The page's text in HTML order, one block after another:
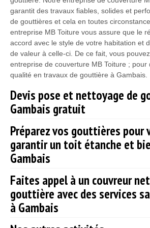
garantit des travaux fiables, solides et
de gouttières et cela en toutes
entreprise MB Toiture vous assure que le
accord avec le style de votre habitation et
de valeur à celle-ci. De ce fait, vous
entreprise de couverture MB Toiture ; pour
qualité en travaux de gouttière à Gambais.
Devis pose et nettoyage de
Gambais gratuit
Avant que notre entreprise prenne en
et nettoyage gouttière ; il est nécessaire
une demande de devis. Cela afin que
connaissance des matériaux à utiliser, de
du budget à engager etc... Et pour ce
remplir le formulaire de demande de devis
avec vos coordonnées, la nature de vos
Faire une demande de devis nettoyage
Préparez vos gouttières pour
garantir un toit étanche et
Gambais
Ne négligez jamais les problèmes que
de gouttière. D’abord, les mousses et
s’attaquer à votre mur de façade à cause
Ces végétaux et champignons
fissures dû à cette érosion des
Faites appel à un couvreur
gouttière avec des services
à Gambais